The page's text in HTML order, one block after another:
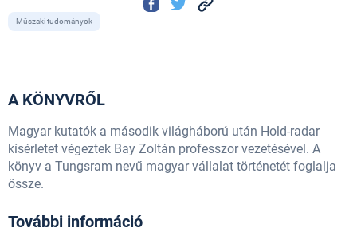
Műszaki tudományok
A KÖNYVRŐL
Magyar kutatók a második világháború után Hold-radar
kísérletet végeztek Bay Zoltán professzor vezetésével. A
könyv a Tungsram nevű magyar vállalat történetét foglalja
össze.
További információ